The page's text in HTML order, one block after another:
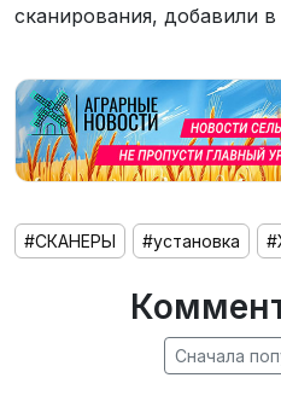
сканирования, добавили
#СКАНЕРЫ #установка
Сначала